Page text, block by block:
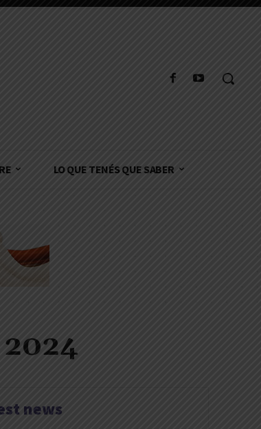
LO QUE TENÉS QUE SABER
news